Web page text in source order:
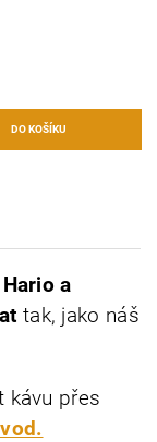
a
tak, jako náš
kávu přes